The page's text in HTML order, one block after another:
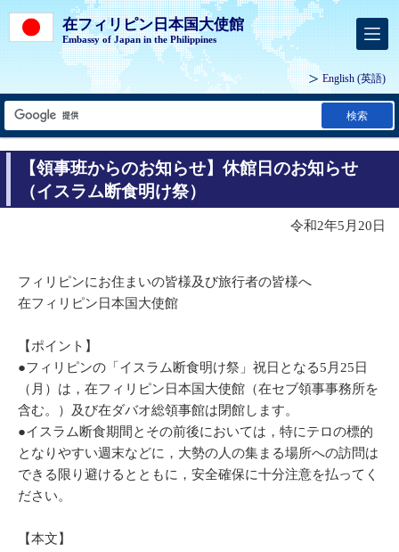
在フィリピン日本国大使館
Embassy of Japan in the Philippines
English (英語)
検索
【領事班からのお知らせ】休館日のお知らせ
（イスラム断食明け祭）
令和2年5月20日
フィリピンにお住まいの皆様及び旅行者の皆様へ
在フィリピン日本国大使館
【ポイント】
●フィリピンの「イスラム断食明け祭」祝日となる5月25日
（月）は，在フィリピン日本国大使館（在セブ領事事務所を
含む。）及び在ダバオ総領事館は閉館します。
●イスラム断食期間とその前後においては，特にテロの標的
となりやすい週末などに，大勢の人の集まる場所への訪問は
できる限り避けるとともに，安全確保に十分注意を払ってく
ださい。
【本文】